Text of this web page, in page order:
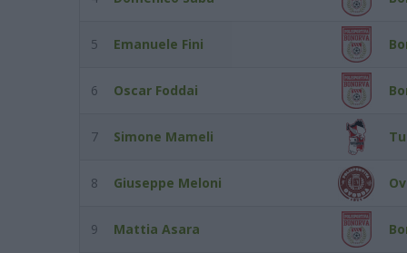
5 Emanuele Fini
6 Oscar Foddai
7 Simone Mameli
8 Giuseppe Meloni
9 Mattia Asara